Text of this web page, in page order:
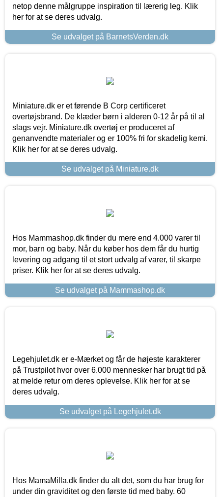
netop denne målgruppe inspiration til lærerig leg. Klik
her for at se deres udvalg.
Se udvalget på BarnetsVerden.dk
Miniature.dk er et førende B Corp certificeret
overtøjsbrand. De klæder børn i alderen 0-12 år på til al
slags vejr. Miniature.dk overtøj er produceret af
genanvendte materialer og er 100% fri for skadelig kemi.
Klik her for at se deres udvalg.
Se udvalget på Miniature.dk
Hos Mammashop.dk finder du mere end 4.000 varer til
mor, barn og baby. Når du køber hos dem får du hurtig
levering og adgang til et stort udvalg af varer, til skarpe
priser. Klik her for at se deres udvalg.
Se udvalget på Mammashop.dk
Legehjulet.dk er e-Mærket og får de højeste karakterer
på Trustpilot hvor over 6.000 mennesker har brugt tid på
at melde retur om deres oplevelse. Klik her for at se
deres udvalg.
Se udvalget på Legehjulet.dk
Hos MamaMilla.dk finder du alt det, som du har brug for
under din graviditet og den første tid med baby. 60